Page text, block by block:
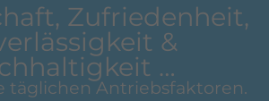
Zufriedenheit,
&
…
täglichen Antriebsfaktoren.